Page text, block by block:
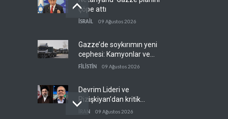
çöpe attı
İSRAİL 09 Ağustos 2026
Gazze’de soykırımın yeni
cephesi: Kamyonlar ve
sürücüler de hedefte
FİLİSTİN 09 Ağustos 2026
Devrim Lideri ve
Pizişkiyan’dan kritik
görüşme
İRAN 09 Ağustos 2026